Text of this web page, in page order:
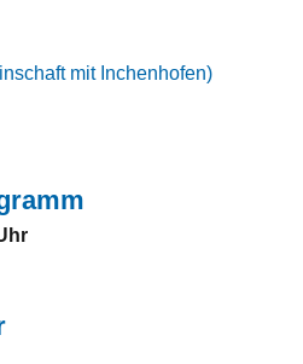
mit Inchenhofen)